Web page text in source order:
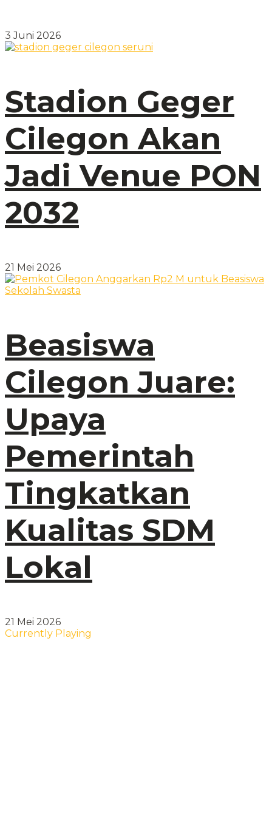
3 Juni 2026
Stadion Geger
Cilegon Akan
Jadi Venue PON
2032
21 Mei 2026
Beasiswa
Cilegon Juare:
Upaya
Pemerintah
Tingkatkan
Kualitas SDM
Lokal
21 Mei 2026
Currently Playing